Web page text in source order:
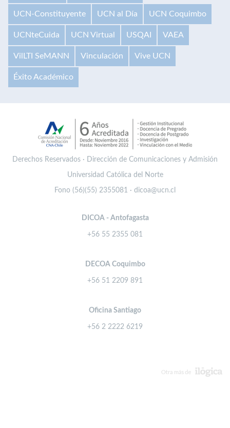
UCN-Constituyente UCN al Día UCN Coquimbo
UCNteCuida UCN Virtual USQAI VAEA
VilLTI SeMANN Vinculación Vive UCN
Éxito Académico
Derechos Reservados · Dirección de Comunicaciones y Admisión
Universidad Católica del Norte
Fono (56)(55) 2355081 · dicoa@ucn.cl
DICOA - Antofagasta
+56 55 2355 081
DECOA Coquimbo
+56 51 2209 891
Oficina Santiago
+56 2 2222 6219